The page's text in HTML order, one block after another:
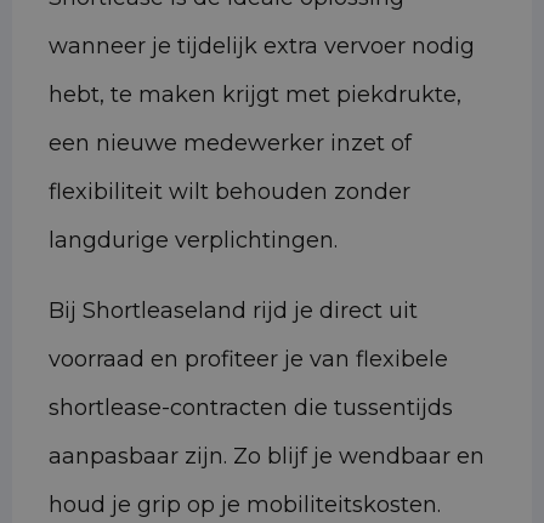
wanneer je tijdelijk extra vervoer nodig
hebt, te maken krijgt met piekdrukte,
een nieuwe medewerker inzet of
flexibiliteit wilt behouden zonder
langdurige verplichtingen.
Bij Shortleaseland rijd je direct uit
voorraad en profiteer je van flexibele
shortlease-contracten die tussentijds
aanpasbaar zijn. Zo blijf je wendbaar en
houd je grip op je mobiliteitskosten.